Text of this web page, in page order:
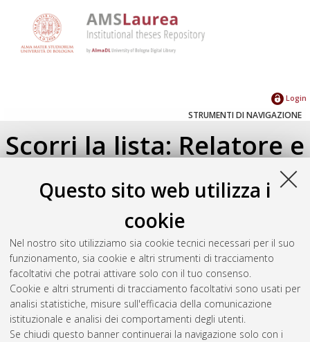
Questo sito web utilizza i
cookie
Nel nostro sito utilizziamo sia cookie tecnici necessari per il suo
funzionamento, sia cookie e altri strumenti di tracciamento
facoltativi che potrai attivare solo con il tuo consenso.
Cookie e altri strumenti di tracciamento facoltativi sono usati per
analisi statistiche, misure sull'efficacia della comunicazione
istituzionale e analisi dei comportamenti degli utenti.
Se chiudi questo banner continuerai la navigazione solo con i
Login
STRUMENTI DI NAVIGAZIONE
Scorri la lista: Relatore e
Correlatore
Seleziona un valore dall'elenco sottostante.
2026(1)
2022(1)
2021 (1)
2020(1)